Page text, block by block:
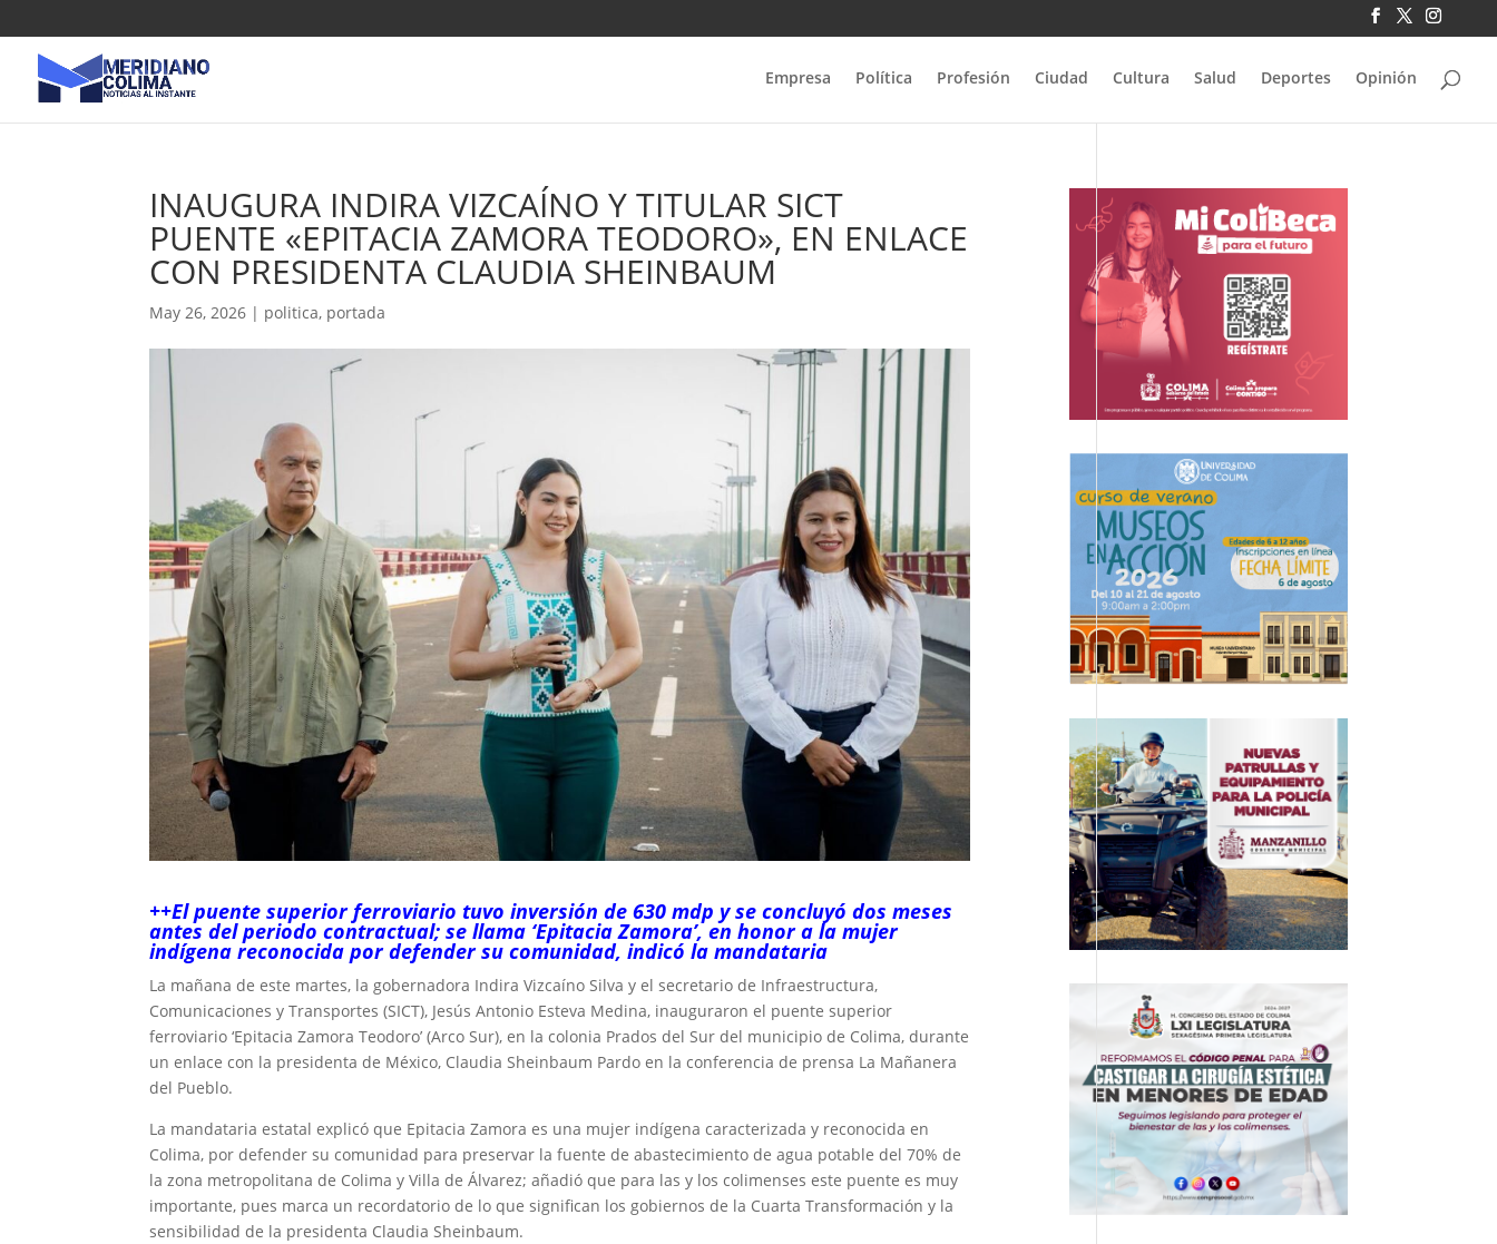
Empresa Política Profesión Ciudad Cultura Salud Deportes Opinión
INAUGURA INDIRA VIZCAÍNO Y TITULAR SICT
PUENTE «EPITACIA ZAMORA TEODORO», EN ENLACE
CON PRESIDENTA CLAUDIA SHEINBAUM
May 26, 2026 | politica, portada
++El puente superior ferroviario tuvo inversión de 630 mdp y se concluyó dos meses
antes del periodo contractual; se llama ‘Epitacia Zamora’, en honor a la mujer
indígena reconocida por defender su comunidad, indicó la mandataria
La mañana de este martes, la gobernadora Indira Vizcaíno Silva y el secretario de Infraestructura,
Comunicaciones y Transportes (SICT), Jesús Antonio Esteva Medina, inauguraron el puente superior
ferroviario ‘Epitacia Zamora Teodoro’ (Arco Sur), en la colonia Prados del Sur del municipio de Colima, durante
un enlace con la presidenta de México, Claudia Sheinbaum Pardo en la conferencia de prensa La Mañanera
del Pueblo.
La mandataria estatal explicó que Epitacia Zamora es una mujer indígena caracterizada y reconocida en
Colima, por defender su comunidad para preservar la fuente de abastecimiento de agua potable del 70% de
la zona metropolitana de Colima y Villa de Álvarez; añadió que para las y los colimenses este puente es muy
importante, pues marca un recordatorio de lo que significan los gobiernos de la Cuarta Transformación y la
sensibilidad de la presidenta Claudia Sheinbaum.